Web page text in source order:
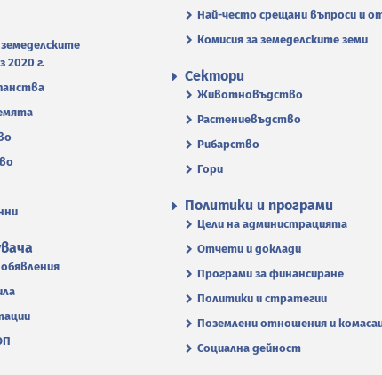
Най-често срещани въпроси и
Комисия за земеделските земи
2020 г.
Сектори
Животновъдство
Растениевъдство
Рибарство
Гори
Политики и програми
Цели на администрацията
Отчети и доклади
Програми за финансиране
Политики и стратегии
Поземлени отношения и
Социална дейност